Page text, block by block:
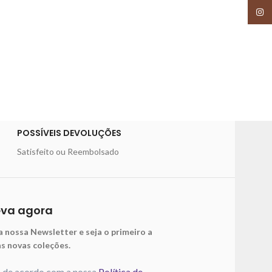
POSSÍVEIS DEVOLUÇÕES
Satisfeito ou Reembolsado
agora
nossa Newsletter e seja o primeiro a
novas coleções.